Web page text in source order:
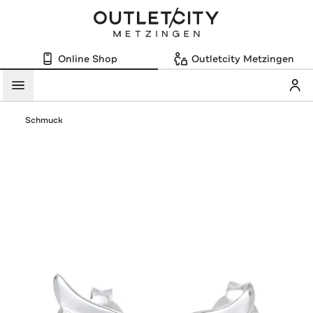
Online Shop Outletcity Metzingen
Menü
Schmuck